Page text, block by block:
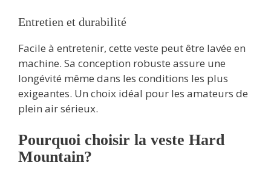
Entretien et durabilité
Facile à entretenir, cette veste peut être lavée en
machine. Sa conception robuste assure une
longévité même dans les conditions les plus
exigeantes. Un choix idéal pour les amateurs de
plein air sérieux.
Pourquoi choisir la veste Hard
Mountain?